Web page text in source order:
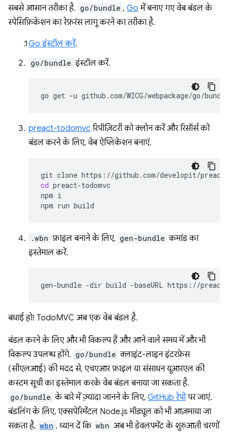
सबसे आसान तरीका है. go/bundle , Go में बनाए गए वेब बंडल के
स्पेसिफ़िकेशन का रेफ़रंस लागू करने का तरीका है.
Go इंस्टॉल करें.
go/bundle इंस्टॉल करें.
go get -u
preact-todomvc रिपॉज़िटरी को क्लोन करें और रिसॉर्स को
बंडल करने के लिए, वेब ऐप्लिकेशन बनाएं.
git clone
cd preact-todomvc
npm i
npm run
.wbn फ़ाइल बनाने के लिए, gen-bundle कमांड का
इस्तेमाल करें.
gen-bundle -dir build -baseURL https://preact-
बधाई हो! TodoMVC अब एक वेब बंडल है.
बंडल करने के लिए और भी विकल्प हैं और आने वाले समय में और भी
विकल्प उपलब्ध होंगे. go/bundle क्लाइंट-लाइन इंटरफ़ेस
(सीएलआई) की मदद से, एचएआर फ़ाइल या संसाधन यूआरएल की
कस्टम सूची का इस्तेमाल करके वेब बंडल बनाया जा सकता है.
go/bundle के बारे में ज़्यादा जानने के लिए, GitHub रेपोपर जाएं.
बंडलिंग के लिए, एक्सपेरिमेंटल Node.js मॉड्यूल को भी आज़माया जा
सकता है, wbn . ध्यान दें कि wbn अब भी डेवलपमेंट के शुरुआती चरणों